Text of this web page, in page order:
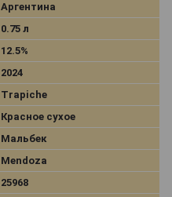
Аргентина
0.75 л
12.5%
2024
Trapiche
Красное сухое
Мальбек
Mendoza
25968